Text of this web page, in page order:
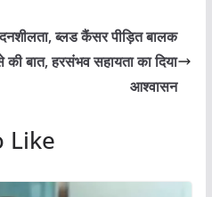
ब्लड कैंसर पीड़ित बालक
बात, हरसंभव सहायता का दिया
आश्वासन
Like